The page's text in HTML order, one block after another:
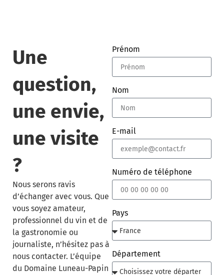
Une
question,
une envie,
une visite
?
Nous serons ravis
d’échanger avec vous. Que
vous soyez amateur,
professionnel du vin et de
la gastronomie ou
journaliste, n’hésitez pas à
nous contacter. L’équipe
du Domaine Luneau-Papin
Prénom
Nom
E-mail
Numéro de téléphone
Pays
Département